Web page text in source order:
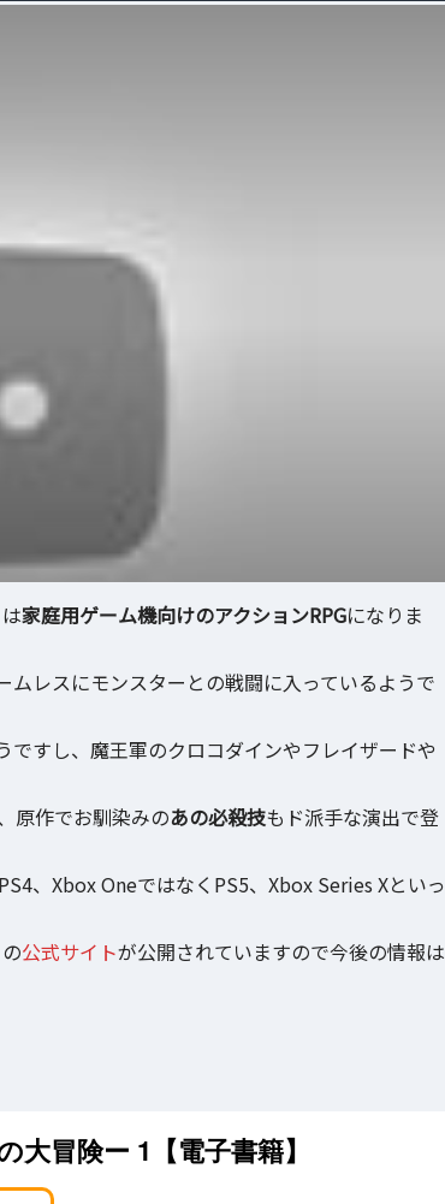
家庭用ゲーム機向けのアクションRPGになりま
レスにモンスターとの戦闘に入っているようで
すし、魔王軍のクロコダインやフレイザードや
原作でお馴染みのあの必殺技もド派手な演出で登
、Xbox OneではなくPS5、Xbox Series Xといっ
公式サイトが公開されていますので今後の情報は
大冒険ー 1【電子書籍】